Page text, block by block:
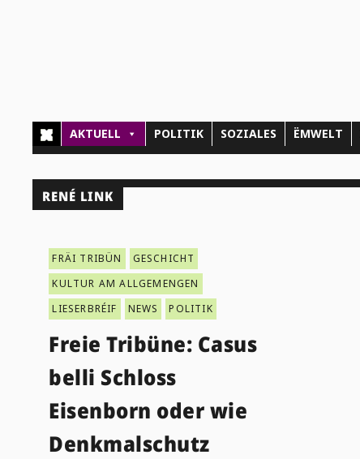
AKTUELL POLITIK SOZIALES ËMWELT
RENÉ LINK
FRÄI TRIBÜN
GESCHICHT
KULTUR AM ALLGEMENGEN
LIESERBRÉIF
NEWS POLITIK
Freie Tribüne: Casus
belli Schloss
Eisenborn oder wie
Denkmalschutz